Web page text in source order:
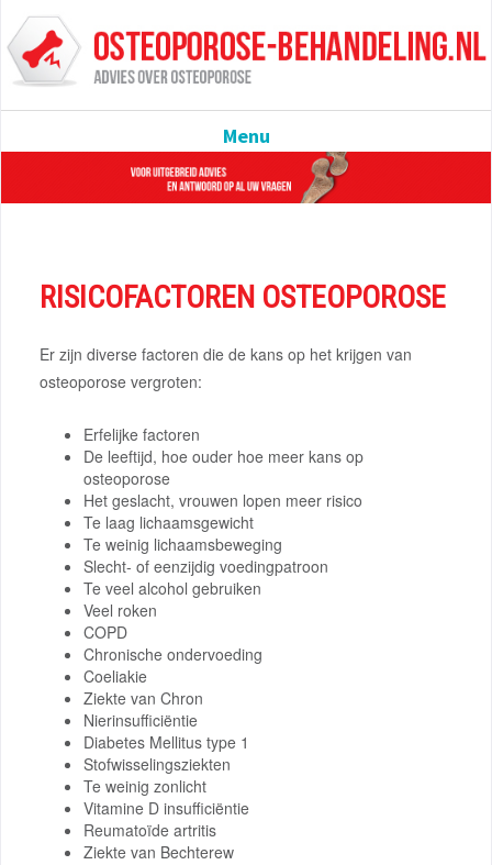
Menu
RISICOFACTOREN OSTEOPOROSE
Er zijn diverse factoren die de kans op het krijgen van
osteoporose vergroten:
Erfelijke factoren
De leeftijd, hoe ouder hoe meer kans op
osteoporose
Het geslacht, vrouwen lopen meer risico
Te laag lichaamsgewicht
Te weinig lichaamsbeweging
Slecht- of eenzijdig voedingpatroon
Te veel alcohol gebruiken
Veel roken
COPD
Chronische ondervoeding
Coeliakie
Ziekte van Chron
Nierinsufficiëntie
Diabetes Mellitus type 1
Stofwisselingsziekten
Te weinig zonlicht
Vitamine D insufficiëntie
Reumatoïde artritis
Ziekte van Bechterew